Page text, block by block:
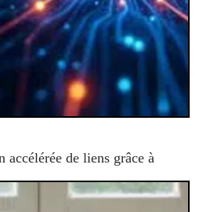
accélérée de liens grâce à